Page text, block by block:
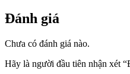
Đánh giá
Chưa có đánh giá nào.
Hãy là người đầu tiên nhận xét